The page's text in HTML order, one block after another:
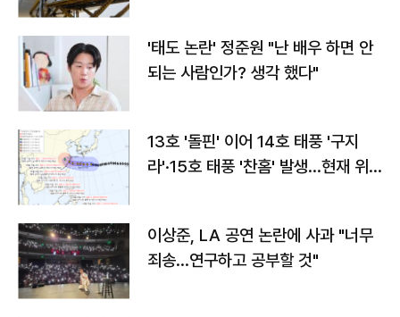
'태도 논란' 정준원 "난 배우 하면 안
되는 사람인가? 생각 했다"
13호 '돌핀' 이어 14호 태풍 '구지
라'·15호 태풍 '찬홈' 발생…현재 위
이상준, LA 공연 논란에 사과 "너무
죄송…연구하고 공부할 것"